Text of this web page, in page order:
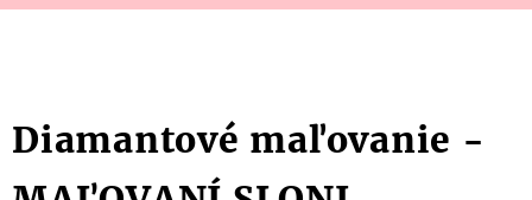
Diamantové maľovanie -